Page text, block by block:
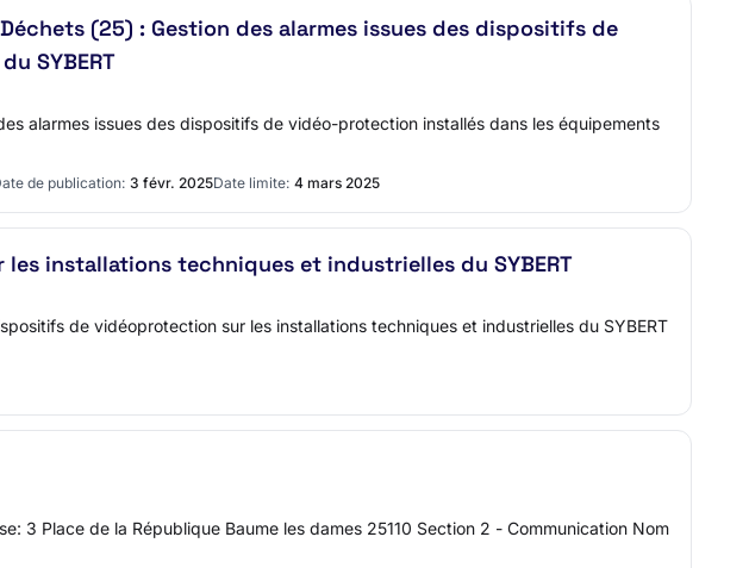
(25) : Gestion des alarmes issues des dispositifs de
SYBERT
alarmes issues des dispositifs de vidéo-protection installés dans les équipements
de publication: 3 févr. 2025Date limite: 4 mars 2025
les installations techniques et industrielles du SYBERT
de vidéoprotection sur les installations techniques et industrielles du SYBERT
3 Place de la République Baume les dames 25110 Section 2 - Communication Nom